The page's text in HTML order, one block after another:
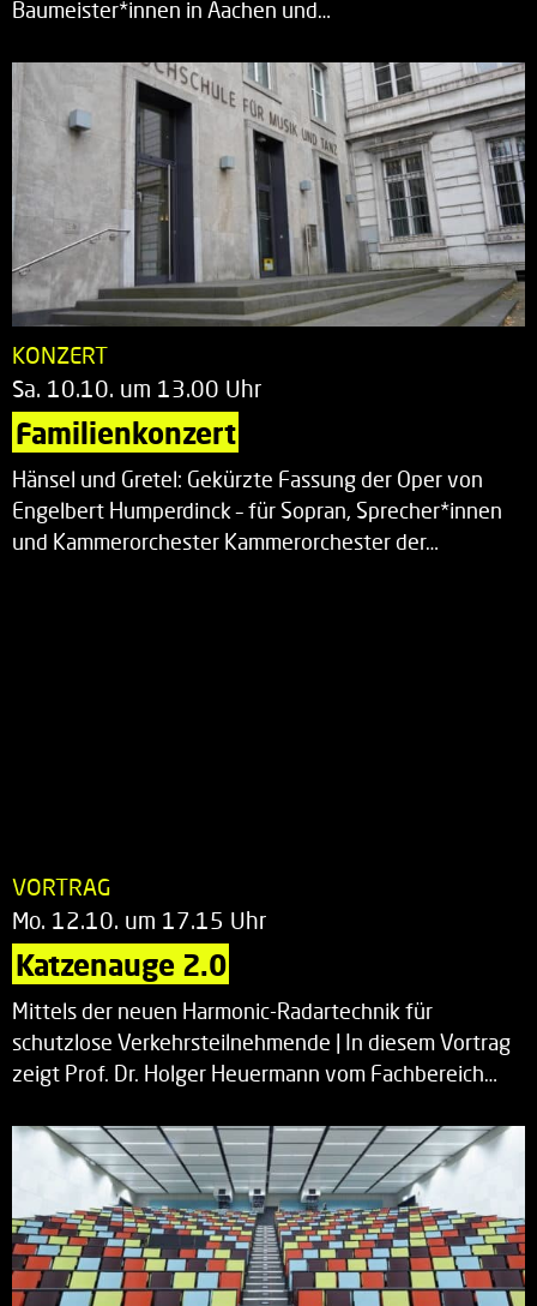
Baumeister*innen in Aachen und…
KONZERT
Sa. 10.10. um 13.00 Uhr
Familienkonzert
Hänsel und Gretel: Gekürzte Fassung der Oper von
Engelbert Humperdinck – für Sopran, Sprecher*innen
und Kammerorchester Kammerorchester der…
VORTRAG
Mo. 12.10. um 17.15 Uhr
Katzenauge 2.0
Mittels der neuen Harmonic-Radartechnik für
schutzlose Verkehrsteilnehmende | In diesem Vortrag
zeigt Prof. Dr. Holger Heuermann vom Fachbereich…